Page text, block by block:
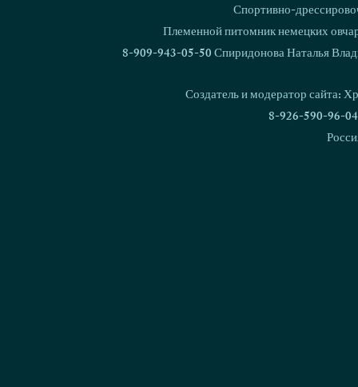
Спортивно-
Племенной питомник немецких
8-909-943-05-50 Спиридонова Наталья
Создатель и модератор сайта:
8-926-590-96-